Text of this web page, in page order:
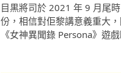
目黒將司於 2021 年 9 月尾
份，相信對佢黎講意義重大
《女神異聞錄 Persona》遊